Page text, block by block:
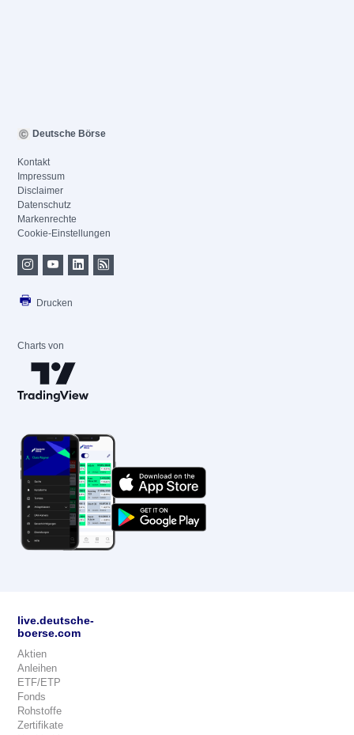
Deutsche Börse
Kontakt
Impressum
Disclaimer
Datenschutz
Markenrechte
Cookie-Einstellungen
Drucken
Charts von
live.deutsche-
boerse.com
Aktien
Anleihen
ETF/ETP
Fonds
Rohstoffe
Zertifikate